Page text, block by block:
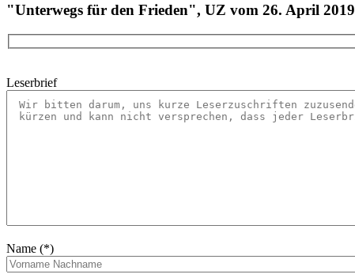
"Unterwegs für den Frieden", UZ vom 26. April 2019
Leserbrief
Name (*)